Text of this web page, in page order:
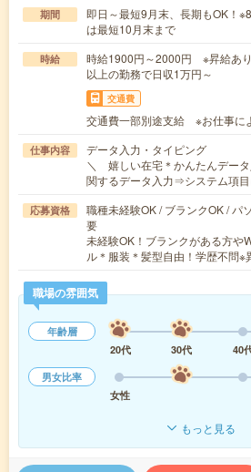
期間
即日～最短9月末、長期もOK！
は最短10月末まで
時給
時給1900円～2000円 ※昇給
以上の勤務で日収1万円～
交通費
交通費一部別途支給 ※お仕事に
仕事内容
データ入力・タイピング
＼ 嬉しい在宅＊かんたんデー
関するデータ入力⇒システム項
応募資格
職種未経験OK / ブランクOK / パ
要
未経験OK！ブランクがある方や
ル＊服装＊髪型自由！学歴不問
職場の雰囲気
年齢層
20代
30代 40
男女比率
女性
もっと見る